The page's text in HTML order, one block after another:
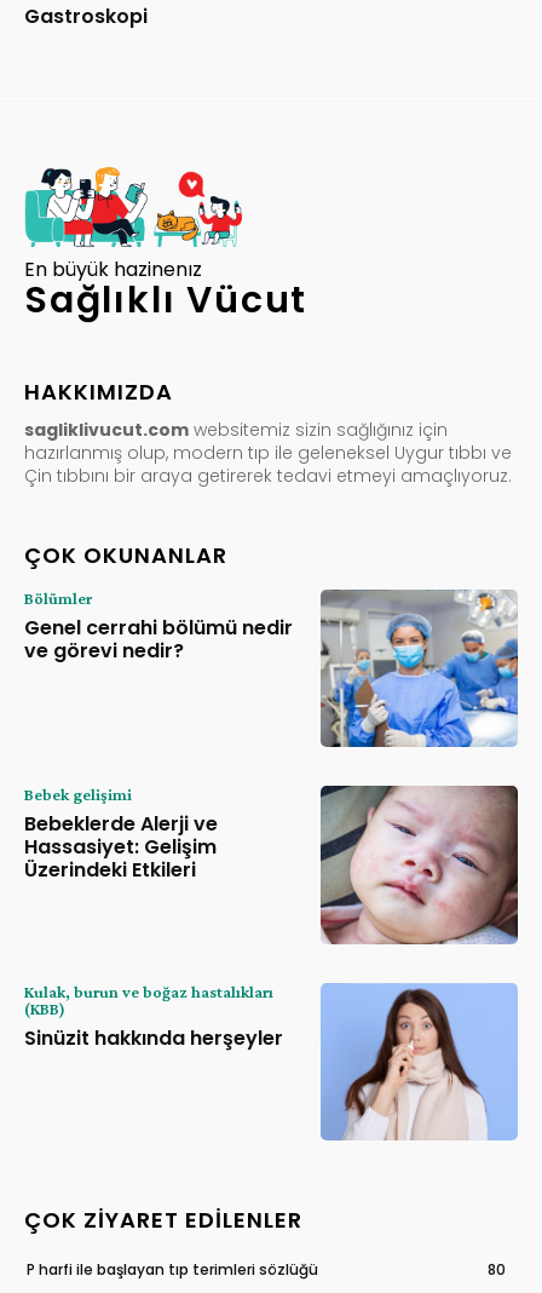
Gastroskopi
En büyük hazinenız
Sağlıklı Vücut
HAKKIMIZDA
sagliklivucut.com websitemiz sizin sağlığınız için
hazırlanmış olup, modern tıp ile geleneksel Uygur tıbbı ve
Çin tıbbını bir araya getirerek tedavi etmeyi amaçlıyoruz.
ÇOK OKUNANLAR
Bölümler
Genel cerrahi bölümü nedir
ve görevi nedir?
Bebek gelişimi
Bebeklerde Alerji ve
Hassasiyet: Gelişim
Üzerindeki Etkileri
Kulak, burun ve boğaz hastalıkları
(KBB)
Sinüzit hakkında herşeyler
ÇOK ZIYARET EDILENLER
P harfi ile başlayan tıp terimleri sözlüğü
80